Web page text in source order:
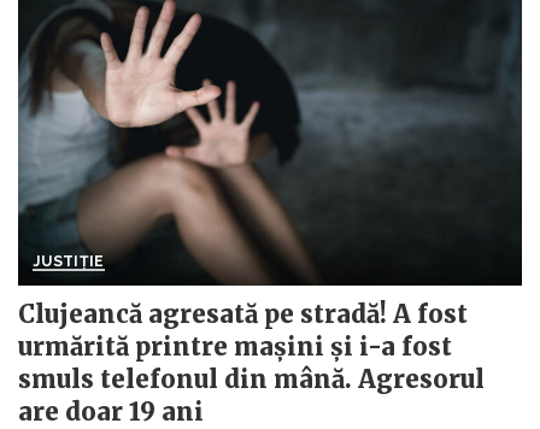
JUSTIȚIE
Clujeancă agresată pe stradă! A fost
urmărită printre mașini și i-a fost
smuls telefonul din mână. Agresorul
are doar 19 ani